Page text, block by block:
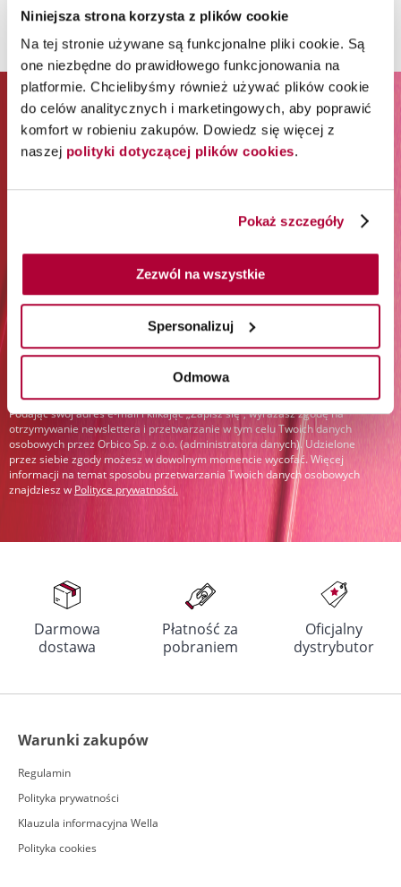
Niniejsza strona korzysta z plików cookie
Na tej stronie używane są funkcjonalne pliki cookie. Są
one niezbędne do prawidłowego funkcjonowania na
platformie. Chcielibyśmy również używać plików cookie
do celów analitycznych i marketingowych, aby poprawić
komfort w robieniu zakupów. Dowiedz się więcej z
naszej polityki dotyczącej plików cookies.
Pokaż szczegóły
Zezwól na wszystkie
Spersonalizuj
Odmowa
ZAPISZ SIĘ DO NEWSLETTERA I
ODBIERZ 65% RABATU NA
*Rabat jest jednorazowy. Obejmuje marki Wella
akcesoriów) i Londa Professional.
Zapisz się do newslettera:
Zapisz się
Podając swój adres e-mail i klikając „Zapisz się”, wyrażasz zgodę na
otrzymywanie newslettera i przetwarzanie w tym celu Twoich danych
osobowych przez Orbico Sp. z o.o. (administratora danych). Udzielone
przez siebie zgody możesz w dowolnym momencie wycofać. Więcej
informacji na temat sposobu przetwarzania Twoich danych osobowych
znajdziesz w Polityce prywatności.
Darmowa
dostawa
Płatność za
pobraniem
Oficjalny
dystrybutor
Warunki zakupów
Regulamin
Polityka prywatności
Klauzula informacyjna Wella
Polityka cookies